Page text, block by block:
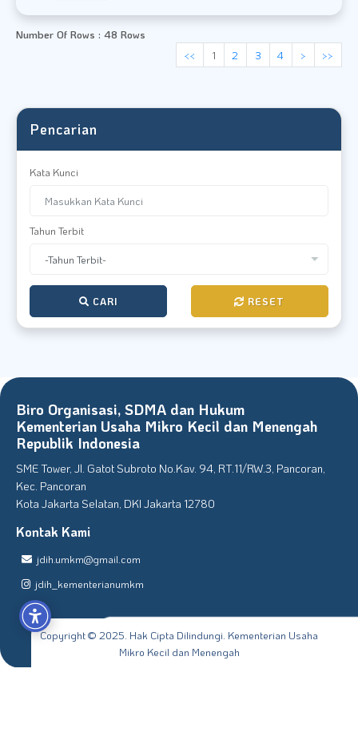
Number Of Rows : 48 Rows
<<
1 2 3 4 > >>
Pencarian
Kata Kunci
Tahun Terbit
CARI RESET
Biro Organisasi, SDMA dan Hukum
Kementerian Usaha Mikro Kecil dan Menengah
Republik Indonesia
SME Tower, Jl. Gatot Subroto No.Kav. 94, RT.11/RW.3, Pancoran,
Kec. Pancoran
Kota Jakarta Selatan, DKI Jakarta 12780
Kontak Kami
jdih.umkm@gmail.com
jdih_kementerianumkm
Copyright © 2025. Hak Cipta Dilindungi. Kementerian Usaha
Mikro Kecil dan Menengah